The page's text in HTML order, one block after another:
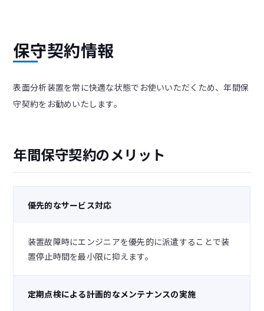
保守契約情報
表面分析装置を常に快適な状態でお使いいただくため、年間保
守契約をお勧めいたします。
年間保守契約のメリット
優先的なサービス対応
装置故障時にエンジニアを優先的に派遣することで装
置停止時間を最小限に抑えます。
定期点検による計画的なメンテナンスの実施